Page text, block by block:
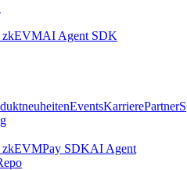
zkEVMAI Agent SDK
EventsKarrierePartnerS
zkEVMPay SDKAI Agent